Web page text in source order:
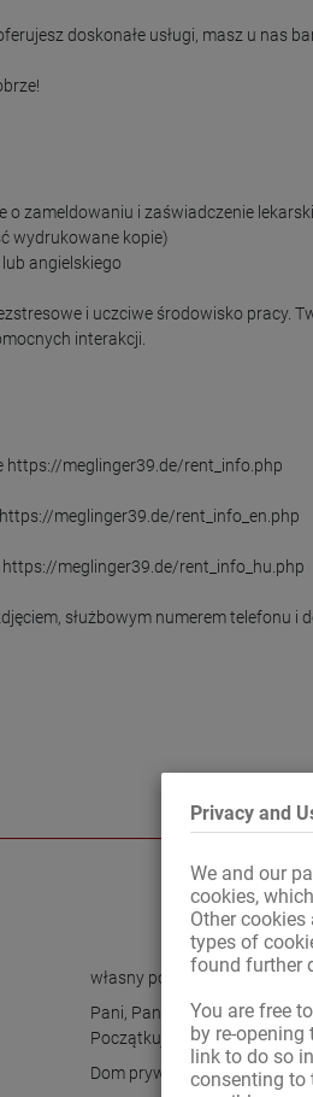
Privacy and
We and our
cookies,
Other
types of
found further
You are free
by re-opening
link to do so
consenting to
doskonałe usługi, masz u nas
o zameldowaniu i zaświadczenie
wydrukowane kopie)
angielskiego
i uczciwe środowisko pracy.
interakcji.
https://meglinger39.de/rent_info.php
meglinger39.de/rent_info_en.php
meglinger39.de/rent_info_hu.php
służbowym numerem telefonu
własny pokój
Pani, Pani do towarzystwa,
Początkująca
Dom prywatny